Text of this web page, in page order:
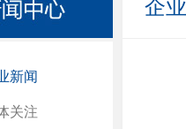
新闻
关注
企